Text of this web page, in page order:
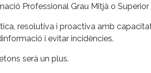
Professional Grau Mitjà o Superior
resolutiva i proactiva amb
i evitar incidències.
serà un plus.